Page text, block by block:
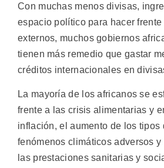
Con muchas menos divisas,
espacio político para hacer
externos, muchos gobiernos
tienen más remedio que gastar
créditos internacionales en
La mayoría de los africanos se
frente a las crisis alimentarias y
inflación, el aumento de los tipos
fenómenos climáticos adversos
las prestaciones sanitarias y